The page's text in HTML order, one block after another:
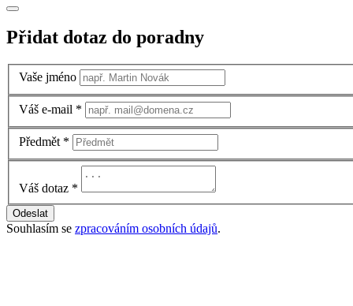
Přidat dotaz do poradny
Vaše jméno
Váš e-mail *
Předmět *
Váš dotaz *
Odeslat
Souhlasím se zpracováním osobních údajů.